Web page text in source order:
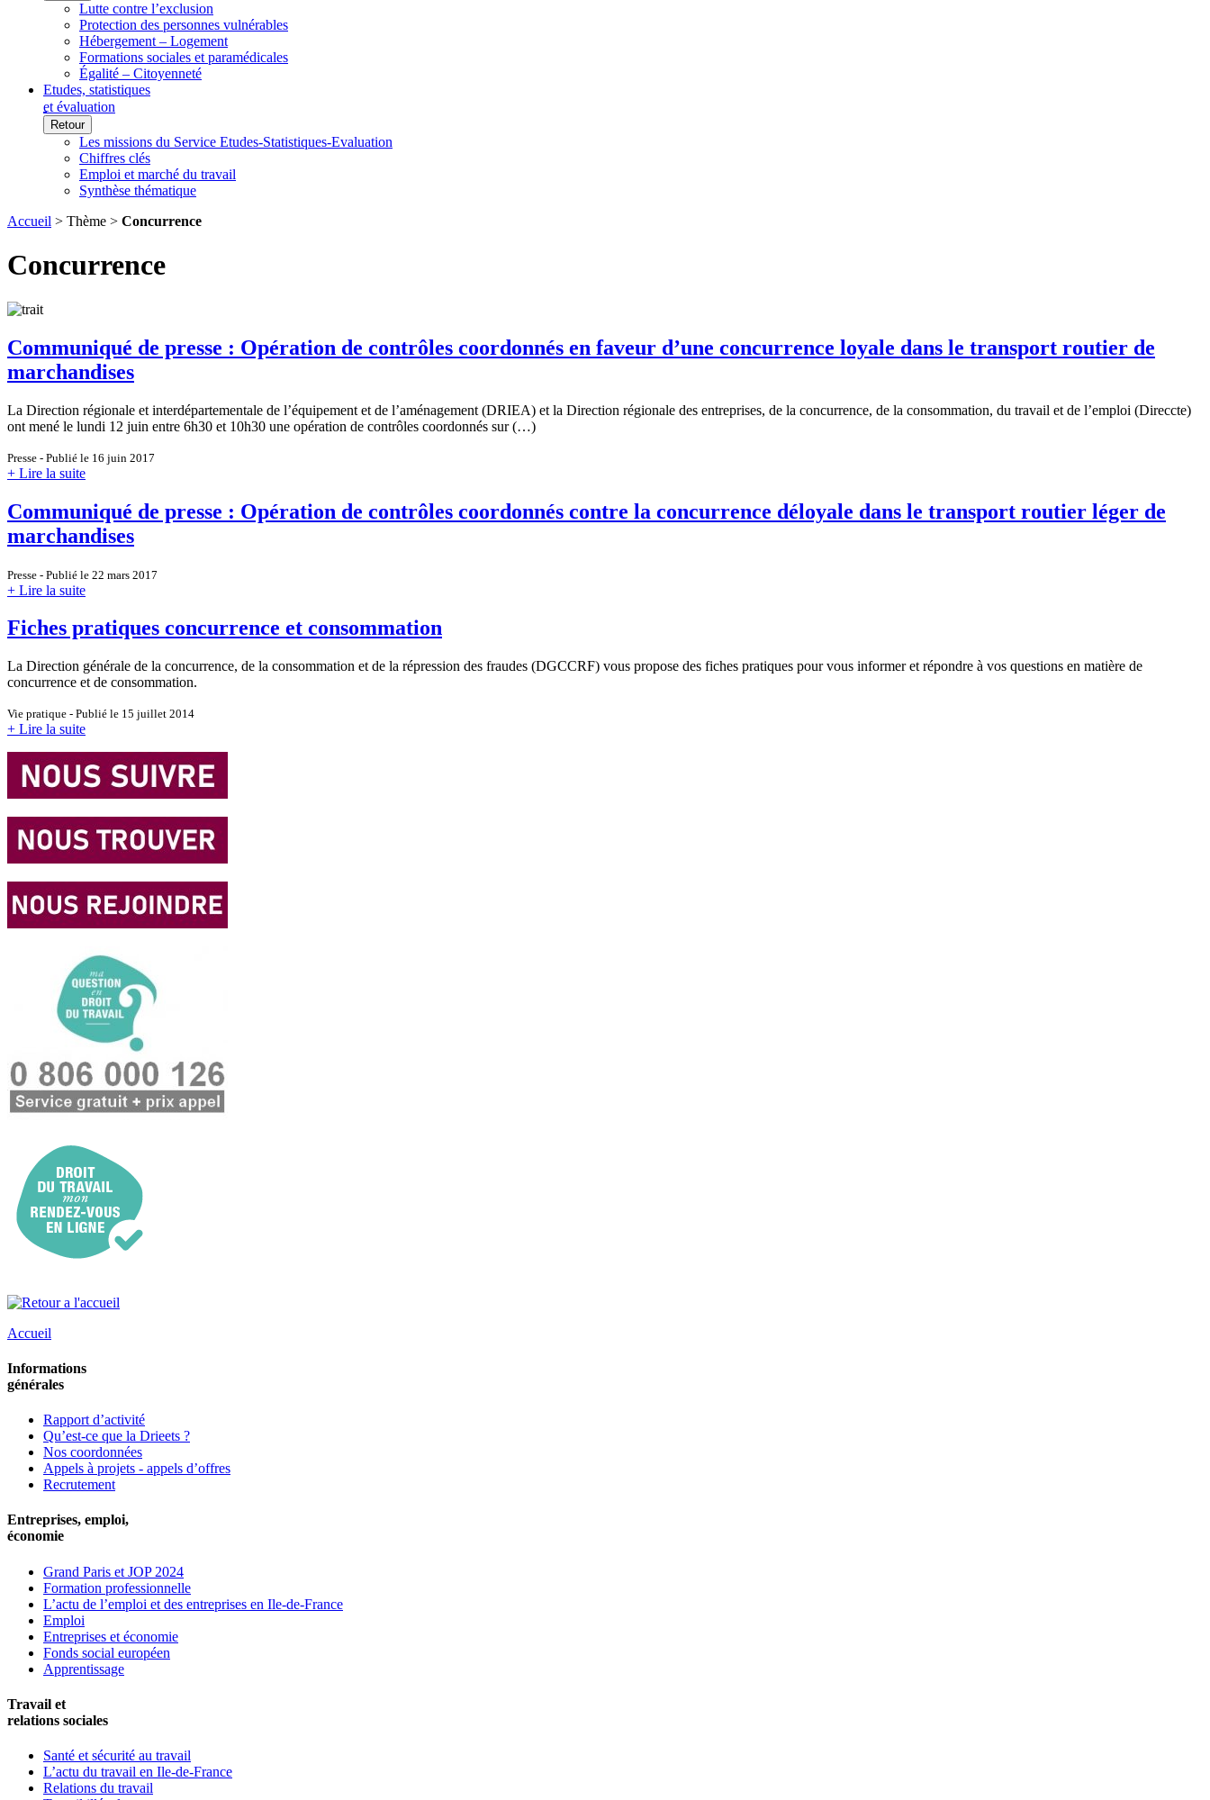
Lutte contre l’exclusion
Protection des personnes vulnérables
Hébergement – Logement
Formations sociales et paramédicales
Égalité – Citoyenneté
Etudes, statistiques
et évaluation
Retour
Les missions du Service Etudes-Statistiques-Evaluation
Chiffres clés
Emploi et marché du travail
Synthèse thématique
Accueil > Thème > Concurrence
Concurrence
Communiqué de presse : Opération de contrôles coordonnés en faveur d’une concurrence loyale dans le transport routier de
marchandises
La Direction régionale et interdépartementale de l’équipement et de l’aménagement (DRIEA) et la Direction régionale des entreprises, de la concurrence, de la consommation, du travail et de l’emploi (Direccte)
ont mené le lundi 12 juin entre 6h30 et 10h30 une opération de contrôles coordonnés sur (…)
Presse - Publié le 16 juin 2017
+ Lire la suite
Communiqué de presse : Opération de contrôles coordonnés contre la concurrence déloyale dans le transport routier léger de
marchandises
Presse - Publié le 22 mars 2017
+ Lire la suite
Fiches pratiques concurrence et consommation
La Direction générale de la concurrence, de la consommation et de la répression des fraudes (DGCCRF) vous propose des fiches pratiques pour vous informer et répondre à vos questions en matière de
concurrence et de consommation.
Vie pratique - Publié le 15 juillet 2014
+ Lire la suite
Accueil
Informations
générales
Rapport d’activité
Qu’est-ce que la Drieets ?
Nos coordonnées
Appels à projets - appels d’offres
Recrutement
Entreprises, emploi,
économie
Grand Paris et JOP 2024
Formation professionnelle
L’actu de l’emploi et des entreprises en Ile-de-France
Emploi
Entreprises et économie
Fonds social européen
Apprentissage
Travail et
relations sociales
Santé et sécurité au travail
L’actu du travail en Ile-de-France
Relations du travail